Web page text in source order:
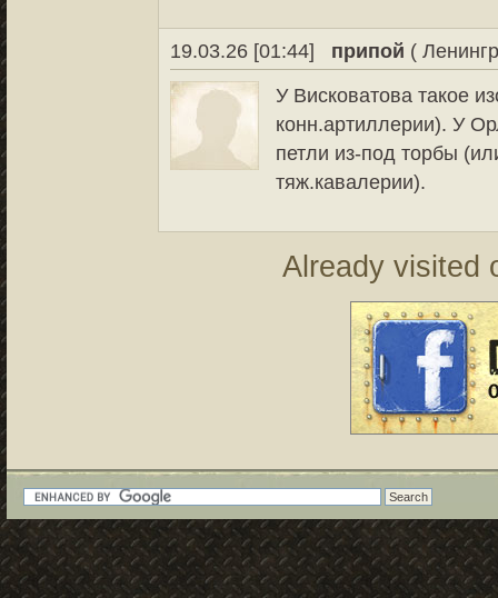
19.03.26 [01:44] припой (
У Висковатова такое
конн.артиллерии). У
петли из-под торбы
тяж.кавалерии).
Already visited